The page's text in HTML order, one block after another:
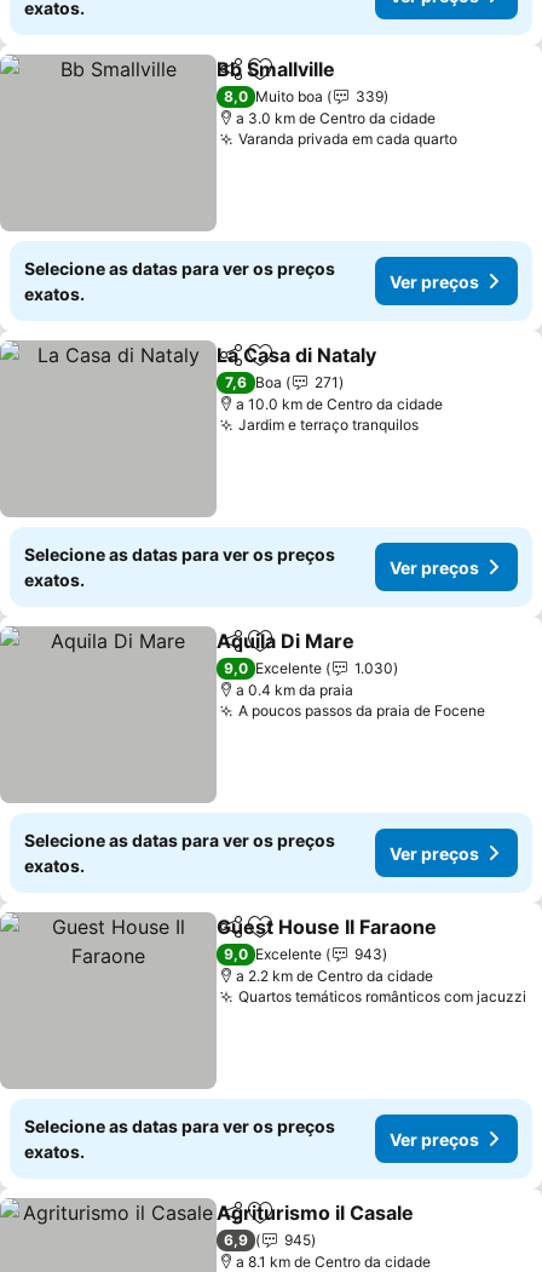
exatos.
PartilharAdicionar aos favoritos
Bb Smallville
8,0 Muito boa
339
a 3.0 km de Centro da cidade
Varanda privada em cada quarto
Selecione as datas para ver os preços
exatos.
Ver preços
PartilharAdicionar aos favoritos
La Casa di Nataly
7,6 Boa
271
a 10.0 km de Centro da cidade
Jardim e terraço tranquilos
Selecione as datas para ver os preços
exatos.
Ver preços
PartilharAdicionar aos favoritos
Aquila Di Mare
9,0 Excelente
1.030
a 0.4 km da praia
A poucos passos da praia de Focene
Selecione as datas para ver os preços
exatos.
Ver preços
PartilharAdicionar aos favoritos
Guest House Il Faraone
9,0 Excelente
943
a 2.2 km de Centro da cidade
Quartos temáticos românticos com jacuzzi
Selecione as datas para ver os preços
exatos.
Ver preços
PartilharAdicionar aos favoritos
Agriturismo il Casale
6,9
945
a 8.1 km de Centro da cidade